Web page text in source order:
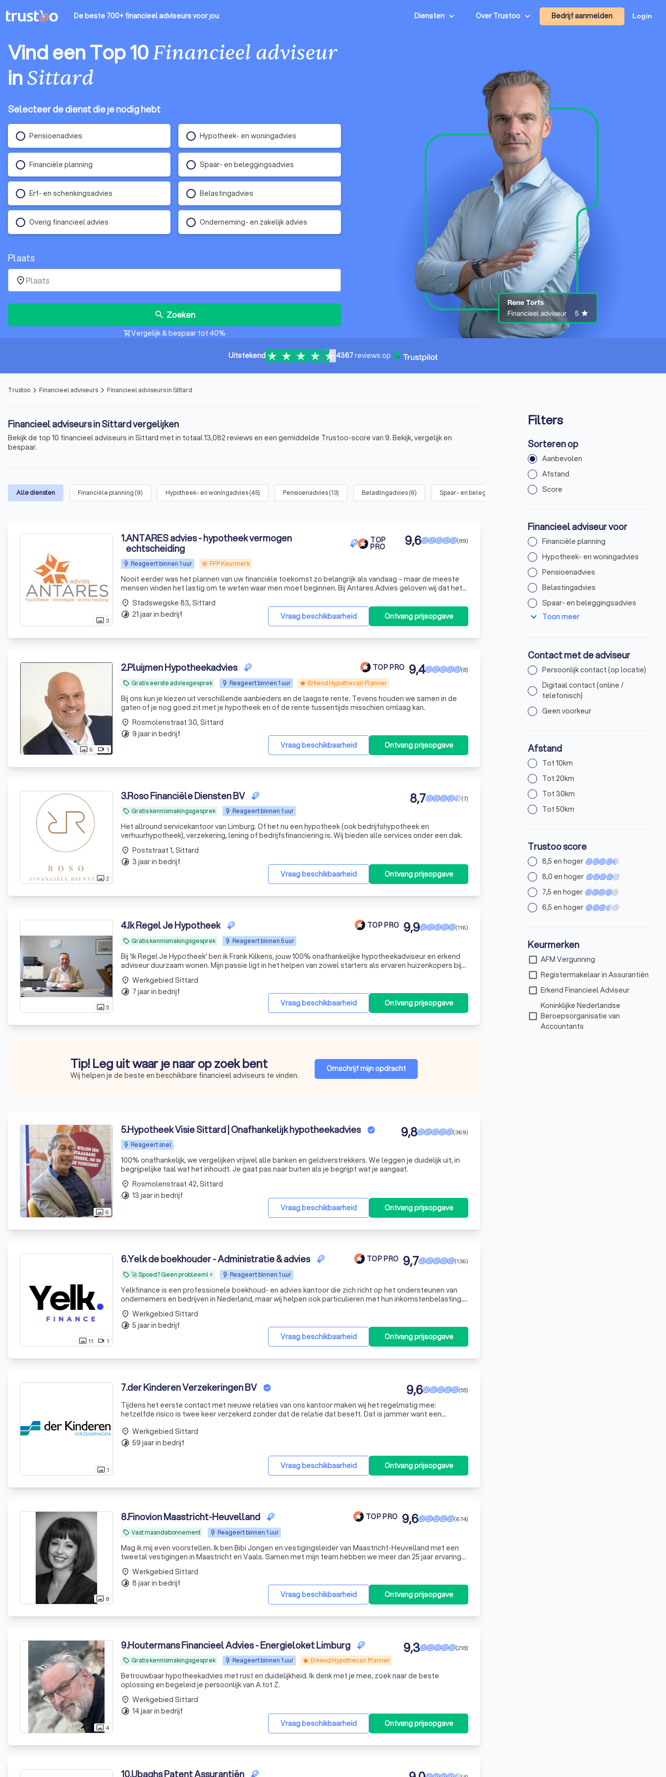
De beste 700+ financieel adviseursvoor jou Diensten Over Trustoo Bedrijf aanmelden Login
Vind een Top 10Financieel adviseur
inSittard
Selecteer de dienst die je nodig hebt
Pensioenadvies Hypotheek- en woningadvies
Financiële planning Spaar- en beleggingsadvies
Erf- en schenkingsadvies Belastingadvies
Overig financieel advies Onderneming- en zakelijk advies
Plaats
place
search Zoeken
shopping_cartVergelijk & bespaar tot 40%
Uitstekend 4367reviews op
Trustoo arrow_forward_ios Financieel adviseurs arrow_forward_ios Financieel adviseurs in Sittard
Financieel adviseurs in Sittard vergelijken
Bekijk de top 10 financieel adviseurs in Sittard met in totaal 13,082 reviews en een gemiddelde Trustoo-score van 9. Bekijk, vergelijk en
bespaar.
Alle diensten Financiële planning (9) Hypotheek- en woningadvies(45) Pensioenadvies(13) Belastingadvies(6) Spaar- en beleggingsadvies 12) Erf- en schenkingsadvies
photo_size_select_actual 3
1.ANTARES advies - hypotheek vermogen
echtscheiding
TOP
PRO
Reageert binnen 1 uur grade FFP Keurmerk
(89)
9,6
Nooit eerder was het plannen van uw financiële toekomst zo belangrijk als vandaag – maar de meeste
mensen vinden het lastig om te weten waar men moet beginnen. Bij Antares Advies geloven wij dat het
begint met het helder krijgen van wat nu echt belangrijk is in uw leven – uw familie, uw woning, uw b
Vraag beschikbaarheid
Ontvang prijsopgave
place Stadswegske 83, Sittard
timelapse 21 jaar in bedrijf
photo_size_select_actual 6 videocam 1
2.Pluijmen Hypotheekadvies TOP PRO
local_offer Gratis eerste adviesgesprek Reageert binnen 1 uur star Erkend Hypothecair Planner
(8)
9,4
Bij ons kun je kiezen uit verschillende aanbieders en de laagste rente. Tevens houden we samen in de
gaten of je nog goed zit met je hypotheek en of de rente tussentijds misschien omlaag kan.
Vraag beschikbaarheid Ontvang prijsopgave
place Rosmolenstraat 30, Sittard
timelapse 9 jaar in bedrijf
photo_size_select_actual2
3.Roso Financiële Diensten BV
local_offer Gratis kennismakingsgesprek Reageert binnen 1 uur
(7)
8,7
Het allround servicekantoor van Limburg. Of het nu een hypotheek (ook bedrijfshypotheek en
verhuurhypotheek), verzekering, lening of bedrijfsfinanciering is. Wij bieden alle services onder een dak.
Vraag beschikbaarheid Ontvang prijsopgave
place Poststraat 1, Sittard
timelapse 3 jaar in bedrijf
photo_size_select_actual5
4.Ik Regel Je Hypotheek TOP PRO
local_offer Gratis kennismakingsgesprek Reageert binnen 5 uur
(116)
9,9
Bij 'Ik Regel Je Hypotheek' ben ik Frank Kilkens, jouw 100% onafhankelijke hypotheekadviseur en erkend
adviseur duurzaam wonen. Mijn passie ligt in het helpen van zowel starters als ervaren huizenkopers bij
het realiseren van hun droomhuis. Of je nu een zzp'er bent die een hypotheek zoekt, of als se
Vraag beschikbaarheid Ontvang prijsopgave
place Werkgebied Sittard
timelapse 7 jaar in bedrijf
Tip! Leg uit waar je naar op zoek bent
Wij helpen je de beste en beschikbare financieel adviseurs te vinden.
Omschrijf mijn opdracht
photo_size_select_actual 6
5.Hypotheek Visie Sittard | Onafhankelijk hypotheekadvies
Reageert snel
(369)
9,8
100% onafhankelijk, we vergelijken vrijwel alle banken en geldverstrekkers. We leggen je duidelijk uit, in
begrijpelijke taal wat het inhoudt. Je gaat pas naar buiten als je begrijpt wat je aangaat.
Vraag beschikbaarheid Ontvang prijsopgave
place Rosmolenstraat 42, Sittard
timelapse 13 jaar in bedrijf
photo_size_select_actual 11 videocam 1
6.Yelk de boekhouder - Administratie & advies TOP PRO
local_offer 🚀 Spoed? Geen probleem! ⚡ Reageert binnen 1 uur
(136)
9,7
Yelkfinance is een professionele boekhoud- en advies kantoor die zich richt op het ondersteunen van
ondernemers en bedrijven in Nederland, maar wij helpen ook particulieren met hun inkomstenbelasting.
Met onze expertise in financiële administratie, belastingadvies en bedrijfsoptimalisatie helpen wij
Vraag beschikbaarheid Ontvang prijsopgave
place Werkgebied Sittard
timelapse 5 jaar in bedrijf
photo_size_select_actual 1
7.der Kinderen Verzekeringen BV (55)
9,6
Tijdens het eerste contact met nieuwe relaties van ons kantoor maken wij het regelmatig mee:
hetzelfde risico is twee keer verzekerd zonder dat de relatie dat beseft. Dat is jammer want een
Vraag beschikbaarheid Ontvang prijsopgave
place Werkgebied Sittard
timelapse 59 jaar in bedrijf
photo_size_select_actual 8
8.Finovion Maastricht-Heuvelland TOP PRO
local_offer Vast maandabonnement Reageert binnen 1 uur
(674)
9,6
Mag ik mij even voorstellen. Ik ben Bibi Jongen en vestigingsleider van Maastricht-Heuvelland met een
tweetal vestigingen in Maastricht en Vaals. Samen met mijn team hebben we meer dan 25 jaar ervaring
Vraag beschikbaarheid Ontvang prijsopgave
place Werkgebied Sittard
timelapse 8 jaar in bedrijf
photo_size_select_actual4
9.Houtermans Financieel Advies - Energieloket Limburg
local_offer Gratis kennismakingsgesprek Reageert binnen 1 uur star Erkend Hypothecair Planner
(218)
9,3
Betrouwbaar hypotheekadvies met rust en duidelijkheid. Ik denk met je mee, zoek naar de beste
oplossing en begeleid je persoonlijk van A tot Z.
Vraag beschikbaarheid Ontvang prijsopgave
place Werkgebied Sittard
timelapse 14 jaar in bedrijf
10.Ubaghs Patent Assurantiën
Filters
Sorteren op
Aanbevolen
Afstand
Score
Financieel adviseur voor
Financiële planning
Hypotheek- en woningadvies
Pensioenadvies
Belastingadvies
Spaar- en beleggingsadvies
expand_more Toon meer
Contact met de adviseur
Persoonlijk contact (op locatie)
Digitaal contact (online /
telefonisch)
Geen voorkeur
Afstand
Tot 10km
Tot 20km
Tot 30km
Tot 50km
Trustoo score
8,5 en hoger
8,0 en hoger
7,5 en hoger
6,5 en hoger
Keurmerken
check_box_outline_blank AFM Vergunning
check_box_outline_blank Registermakelaar in Assurantiën
check_box_outline_blank Erkend Financieel Adviseur
check_box_outline_blank
Koninklijke Nederlandse
Beroepsorganisatie van
Accountants